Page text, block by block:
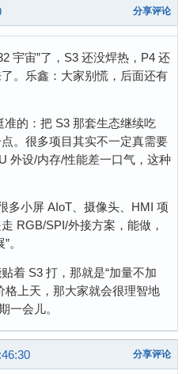
分享评论
宇宙”了，S3 还没焊热，P4 还
。乐鑫：大家别慌，后面还有
的：把 S3 那套生态继续吃
。很多项目其实不一定真需要
外设/内存/性能差一口气，这种
多小屏 AIoT、摄像头、HMI 项
RGB/SPI/外接方案，能做，
。
着 S3 打，那就是“加量不加
格上天，那大家就会很理智地
一会儿。
分享评论